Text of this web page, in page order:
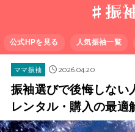
公式HPを見る 人気振袖一覧
ママ振袖
2026.04.20
振袖選びで後悔しない
レンタル・購入の最適